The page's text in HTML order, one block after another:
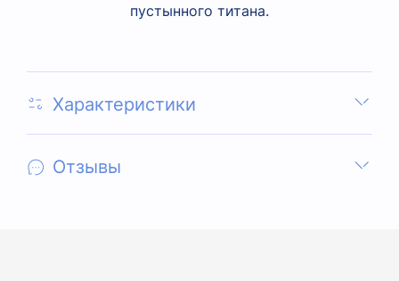
пустынного титана.
Характеристики
Отзывы